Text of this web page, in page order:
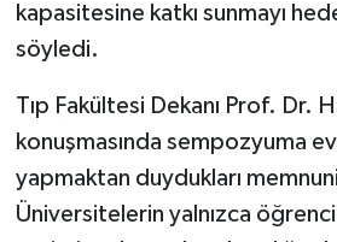
kapasitesine katkı sunmayı
söyledi.
Tıp Fakültesi Dekanı Prof. Dr.
konuşmasında sempozyuma
yapmaktan duydukları
Üniversitelerin yalnızca